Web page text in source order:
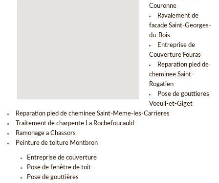
Couronne
Ravalement de
facade Saint-Georges-
du-Bois
Entreprise de
Couverture Fouras
Reparation pied de
cheminee Saint-
Rogatien
Pose de gouttieres
Voeuil-et-Giget
Reparation pied de cheminee Saint-Meme-les-Carrieres
Traitement de charpente La Rochefoucauld
Ramonage a Chassors
Peinture de toiture Montbron
Entreprise de couverture
Pose de fenêtre de toit
Pose de gouttières